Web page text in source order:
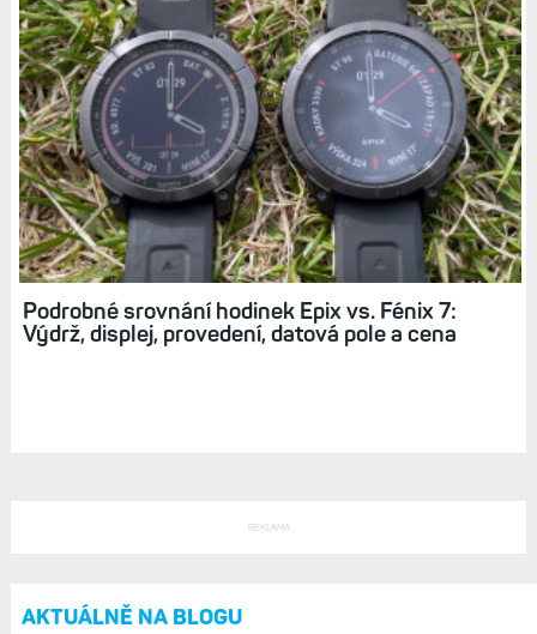
Hodinky Epix: Jako Fénix 7, ale s displejem
AMOLED